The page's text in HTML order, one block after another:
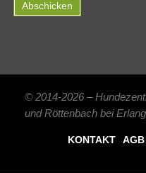
© 2014-2026 –
und Röttenbach bei
KONTAKT AGB